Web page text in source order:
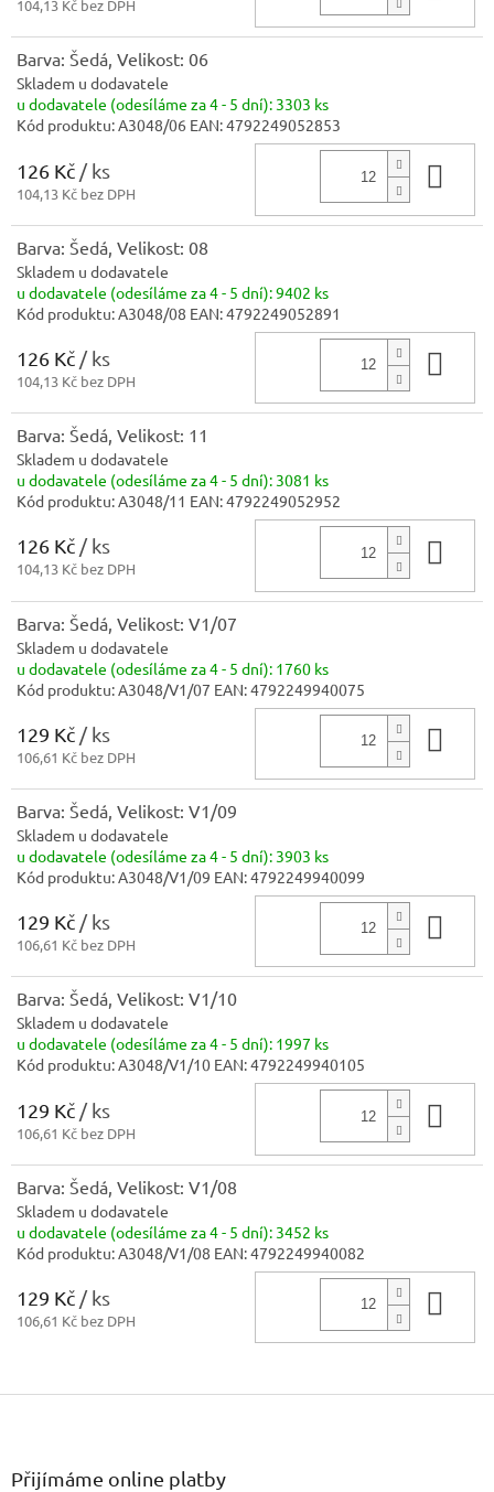
104,13 Kč bez DPH
Barva: Šedá, Velikost: 06
Skladem u dodavatele
u dodavatele (odesíláme za 4 - 5 dní): 3303 ks
Kód produktu:A3048/06 EAN:4792249052853
126 Kč / ks
104,13 Kč bez DPH
Barva: Šedá, Velikost: 08
Skladem u dodavatele
u dodavatele (odesíláme za 4 - 5 dní):9402 ks
Kód produktu:A3048/08 EAN:4792249052891
126 Kč / ks
104,13 Kč bez DPH
Barva: Šedá, Velikost: 11
Skladem u dodavatele
u dodavatele (odesíláme za 4 - 5 dní): 3081 ks
Kód produktu:A3048/11 EAN:4792249052952
126 Kč / ks
104,13 Kč bez DPH
Barva: Šedá, Velikost: V1/07
Skladem u dodavatele
u dodavatele (odesíláme za 4 - 5 dní): 1760 ks
Kód produktu:A3048/V1/07 EAN:4792249940075
129 Kč / ks
106,61 Kč bez DPH
Barva: Šedá, Velikost: V1/09
Skladem u dodavatele
u dodavatele (odesíláme za 4 - 5 dní): 3903 ks
Kód produktu:A3048/V1/09 EAN:4792249940099
129 Kč / ks
106,61 Kč bez DPH
Barva: Šedá, Velikost: V1/10
Skladem u dodavatele
u dodavatele (odesíláme za 4 - 5 dní): 1997 ks
Kód produktu:A3048/V1/10 EAN:4792249940105
129 Kč / ks
106,61 Kč bez DPH
Barva: Šedá, Velikost: V1/08
Skladem u dodavatele
u dodavatele (odesíláme za 4 - 5 dní): 3452 ks
Kód produktu:A3048/V1/08 EAN:4792249940082
129 Kč / ks
106,61 Kč bez DPH
Z
Přijímáme online platby